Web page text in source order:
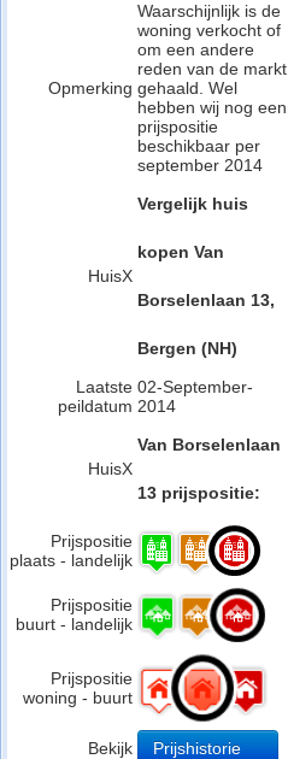
Opmerking
Waarschijnlijk is de
woning verkocht of
om een andere
reden van de markt
gehaald. Wel
hebben wij nog een
prijspositie
beschikbaar per
september 2014
HuisX
Vergelijk huis
kopen Van
Borselenlaan 13,
Bergen (NH)
Laatste
peildatum
02-September-
2014
HuisX
Van Borselenlaan
13 prijspositie:
Prijspositie
plaats - landelijk
Prijspositie
buurt - landelijk
Prijspositie
woning - buurt
Bekijk Prijshistorie